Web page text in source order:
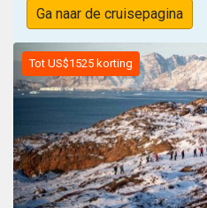
Ga naar de cruisepagina
Tot US$1525 korting